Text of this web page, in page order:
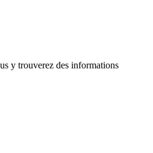
y trouverez des informations